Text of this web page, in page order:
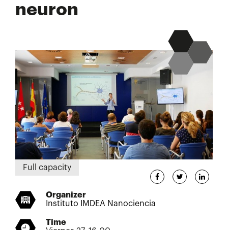
neuron
Full capacity
Organizer
Instituto IMDEA Nanociencia
Time